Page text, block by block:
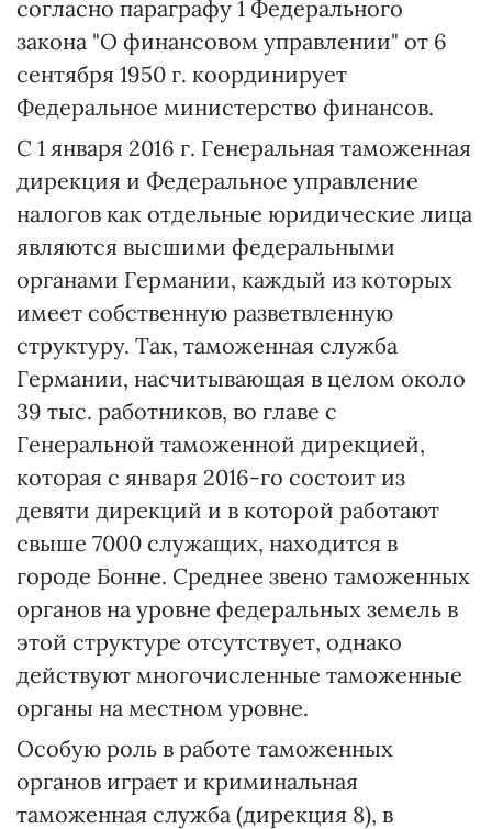
согласно параграфу 1 Федерального
закона "О финансовом управлении" от 6
сентября 1950 г. координирует
Федеральное министерство финансов.
С 1 января 2016 г. Генеральная таможенная
дирекция и Федеральное управление
налогов как отдельные юридические лица
являются высшими федеральными
органами Германии, каждый из которых
имеет собственную разветвленную
структуру. Так, таможенная служба
Германии, насчитывающая в целом около
39 тыс. работников, во главе с
Генеральной таможенной дирекцией,
которая с января 2016-го состоит из
девяти дирекций и в которой работают
свыше 7000 служащих, находится в
городе Бонне. Среднее звено таможенных
органов на уровне федеральных земель в
этой структуре отсутствует, однако
действуют многочисленные таможенные
органы на местном уровне.
Особую роль в работе таможенных
органов играет и криминальная
таможенная служба (дирекция 8), в